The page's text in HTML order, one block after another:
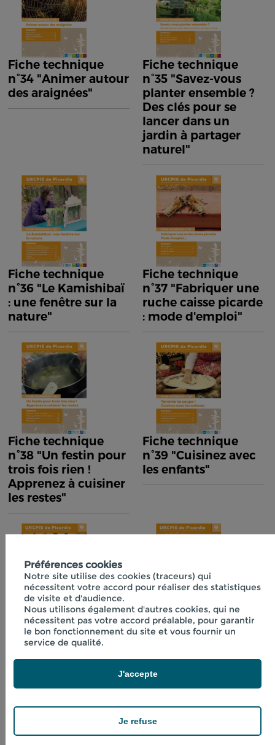
Fiche technique
n°34 "Animer autour
des araignées"
Fiche technique
n°35 "Savez-vous
planter ensemble ?
Des clés pour se
lancer dans un
jardin à partager
naturel"
Fiche technique
n°36 "Le Kamishibaï
: une fenêtre sur la
nature"
Fiche technique
n°37 "Fabriquer une
ruche caisse picarde
: mode d'emploi"
Fiche technique
n°38 "Un festin pour
trois fois rien !
Apprenez à cuisiner
les restes"
Fiche technique
n°39 "Cuisinez avec
les enfants"
Fiche technique
n°40 "Initiation à la
lactofermentation"
Fiche technique
n°41 "Boissons
Préférences cookies
Notre site utilise des cookies (traceurs) qui
nécessitent votre accord pour réaliser des statistiques
de visite et d'audience.
Nous utilisons également d'autres cookies, qui ne
nécessitent pas votre accord préalable, pour garantir
le bon fonctionnement du site et vous fournir un
service de qualité.
Je refuse
J'accepte